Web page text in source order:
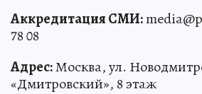
Аккредитация СМИ:
78 08
Адрес:Москва, ул.
«Дмитровский», 8 этаж